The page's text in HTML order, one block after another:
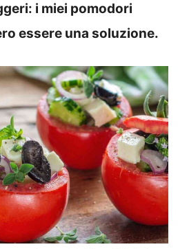
i miei pomodori
essere una soluzione.